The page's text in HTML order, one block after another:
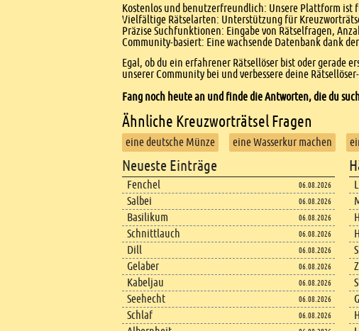
Kostenlos und benutzerfreundlich: Unsere Plattform
Vielfältige Rätselarten: Unterstützung für
Präzise Suchfunktionen: Eingabe von Rätselfragen,
Community-basiert: Eine wachsende Datenbank dank
Egal, ob du ein erfahrener Rätsellöser bist oder gerade
unserer Community bei und verbessere deine
Fang noch heute an und finde die Antworten, die du
Ähnliche Kreuzworträtsel Fragen
eine deutsche Münze eine Wasserkur machen
Footer content
Neueste Einträge
Fenchel 06.08.2026
Salbei 06.08.2026
Basilikum 06.08.2026
Schnittlauch 06.08.2026
Dill 06.08.2026
Gelaber 06.08.2026
Kabeljau 06.08.2026
Seehecht 06.08.2026
Schlaf 06.08.2026